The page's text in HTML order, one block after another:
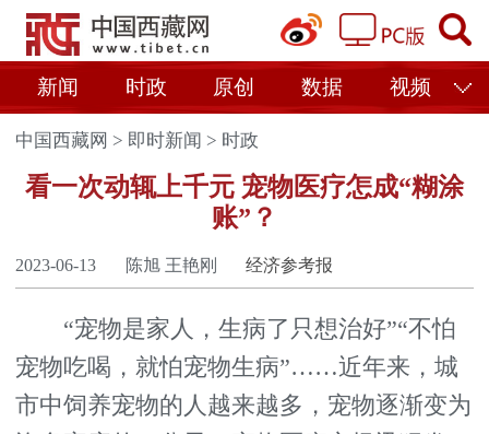
新闻 时政 原创 数据 视频
中国西藏网 > 即时新闻 > 时政
看一次动辄上千元 宠物医疗怎成“糊涂
账”？
2023-06-13 陈旭 王艳刚 经济参考报
“宠物是家人，生病了只想治好”“不怕
宠物吃喝，就怕宠物生病”……近年来，城
市中饲养宠物的人越来越多，宠物逐渐变为